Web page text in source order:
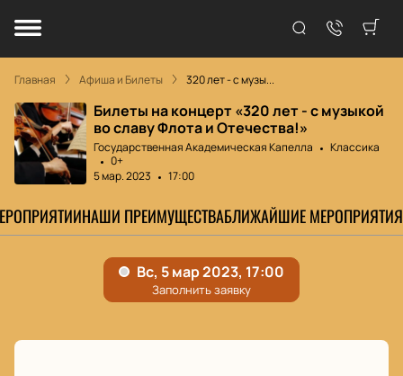
Главная Афиша и Билеты 320 лет - с музы...
Билеты на концерт «320 лет - с музыкой
во славу Флота и Отечества!»
Государственная Академическая Капелла
Классика
0+
5 мар. 2023
17:00
НАШИ ПРЕИМУЩЕСТВАБЛИЖАЙШИЕ МЕРОПРИЯТИЯ